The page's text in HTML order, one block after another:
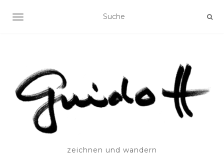
SCHALTE NAVIGATION
zeichnen und wandern